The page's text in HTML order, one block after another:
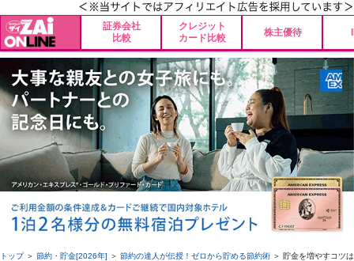
証券会社
比較
クレジット
カード比較
株主優待
トップ＞ 節約・貯金[2026年] ＞ 節約の達人が伝授！ゼロから貯める節約術 ＞ 貯金を増やすコツは